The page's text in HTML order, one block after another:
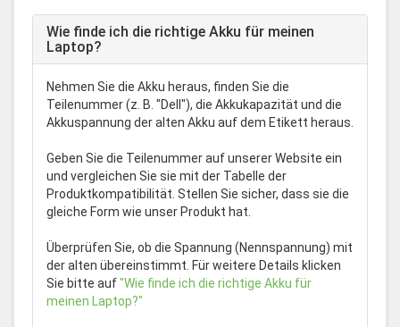
Wie finde ich die richtige Akku für meinen
Laptop?
Nehmen Sie die Akku heraus, finden Sie die
Teilenummer (z. B. "Dell"), die Akkukapazität und die
Akkuspannung der alten Akku auf dem Etikett heraus.
Geben Sie die Teilenummer auf unserer Website ein
und vergleichen Sie sie mit der Tabelle der
Produktkompatibilität. Stellen Sie sicher, dass sie die
gleiche Form wie unser Produkt hat.
Überprüfen Sie, ob die Spannung (Nennspannung) mit
der alten übereinstimmt. Für weitere Details klicken
Sie bitte auf"Wie finde ich die richtige Akku für
meinen Laptop?"